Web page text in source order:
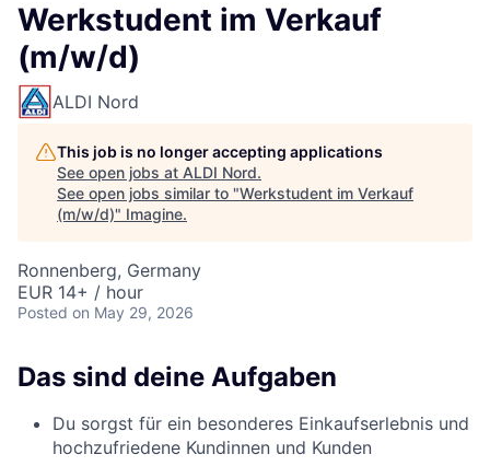
Werkstudent im Verkauf
(m/w/d)
ALDI Nord
This job is no longer accepting applications
See open jobs at ALDI Nord.
See open jobs similar to "Werkstudent im Verkauf
(m/w/d)" Imagine.
Ronnenberg, Germany
EUR 14+ / hour
Posted on May 29, 2026
Das sind deine Aufgaben
Du sorgst für ein besonderes Einkaufserlebnis und
hochzufriedene Kundinnen und Kunden